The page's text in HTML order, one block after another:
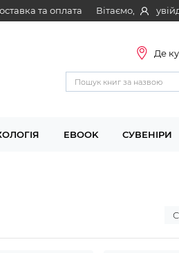
та оплата Вітаємо,
Де
EBOOK СУВЕНІРИ